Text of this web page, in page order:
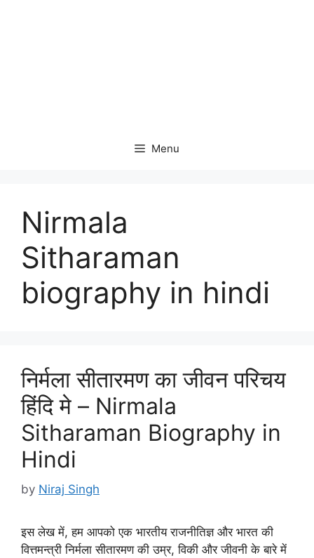
Menu
Nirmala
Sitharaman
biography in hindi
निर्मला सीतारमण का जीवन परिचय
हिंदि मे – Nirmala
Sitharaman Biography in
Hindi
by Niraj Singh
इस लेख में, हम आपको एक भारतीय राजनीतिज्ञ और भारत की
वित्तमन्त्री निर्मला सीतारमण की उम्र, विकी और जीवनी के बारे में